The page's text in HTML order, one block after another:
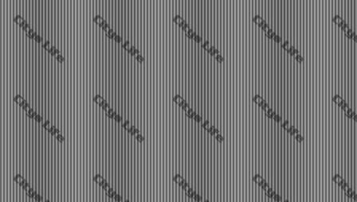
Stadtnews Cityslife?
Waysti hat BabsiW geknubbelt.